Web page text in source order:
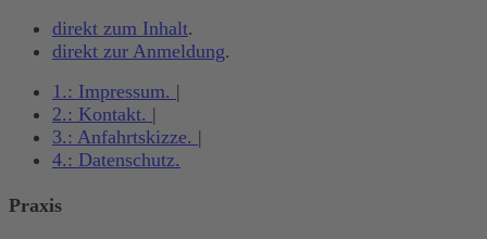
direkt zum Inhalt.
direkt zur Anmeldung.
1.: Impressum. |
2.: Kontakt. |
3.: Anfahrtskizze. |
4.: Datenschutz.
Praxis